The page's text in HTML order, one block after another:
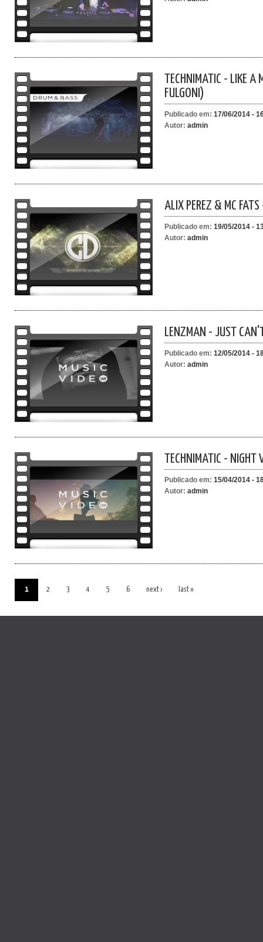
TECHNIMATIC - LIKE A
FULGONI)
Publicado em: 17/06/2014 -
Autor: admin
ALIX PEREZ & MC FATS
Publicado em: 19/05/2014 -
Autor: admin
LENZMAN - JUST
Publicado em: 12/05/2014 -
Autor: admin
TECHNIMATIC - NIGHT
Publicado em: 15/04/2014 -
Autor: admin
1 2 3 4 5 6 next › last »